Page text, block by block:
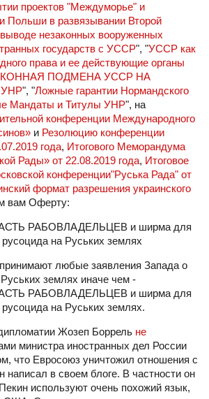
проектов "Междуморье" и
Польши в развязывании Второй
незаконных вооруженных
государств с УССР", "УССР как
права и ее действующие органы
ПОДМЕНА УССР НА
", "Ложные гарантии Нормандского
Мандаты и Титулы УНР", на
конференции Международного
и Резолюцию конференции
года, Итогового Меморандума
Рады» от 22.08.2019 года, Итоговое
конференции"Руська Рада" от
формат разрешения украинского
вам Оферту:
РАБОВЛАДЕЛЬЦЕВ и ширма для
на Руських землях
любые заявления Запада о
землях иначе чем -
РАБОВЛАДЕЛЬЦЕВ и ширма для
на Руських землях.
Жозеп Боррель не
министра иностранных дел России
что Евросоюз уничтожил отношения с
в своем блоге. В частности он
используют очень похожий язык,